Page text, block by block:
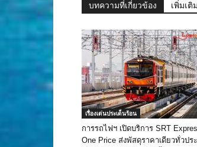
บทความที่เกี่ยวข้อง เพิ่มเติ
เรื่องเด่นประเด็นร้อน
การรถไฟฯ เปิดบริการ SRT
One Price ส่งพัสดุราคาเดียวทั่วปร